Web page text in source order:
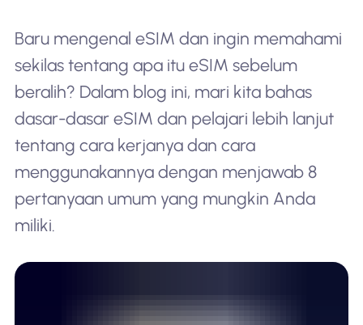
Baru mengenal eSIM dan ingin memahami
sekilas tentang apa itu eSIM sebelum
beralih? Dalam blog ini, mari kita bahas
dasar-dasar eSIM dan pelajari lebih lanjut
tentang cara kerjanya dan cara
menggunakannya dengan menjawab 8
pertanyaan umum yang mungkin Anda
miliki.